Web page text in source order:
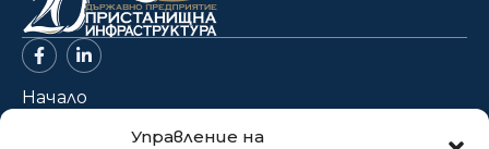
Управление на
Начало